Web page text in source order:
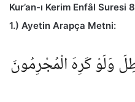
Kur’an-ı Kerim Enfâl Suresi
1.) Ayetin Arapça Metni:
وَلَوْ كَرِهَ الْمُجْرِمُونَ